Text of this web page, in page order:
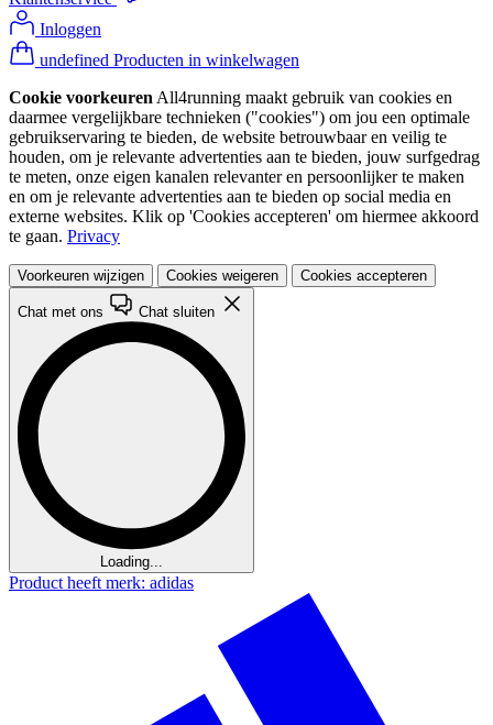
Inloggen
undefined Producten in winkelwagen
Cookie voorkeuren All4running maakt gebruik van cookies en
daarmee vergelijkbare technieken ("cookies") om jou een optimale
gebruikservaring te bieden, de website betrouwbaar en veilig te
houden, om je relevante advertenties aan te bieden, jouw surfgedrag
te meten, onze eigen kanalen relevanter en persoonlijker te maken
en om je relevante advertenties aan te bieden op social media en
externe websites. Klik op 'Cookies accepteren' om hiermee akkoord
te gaan. Privacy
Voorkeuren wijzigen Cookies weigeren Cookies accepteren
Chat met ons Chat sluiten
Loading...
Product heeft merk: adidas